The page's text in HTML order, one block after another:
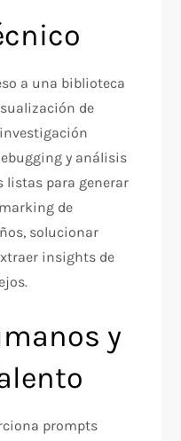
a una biblioteca
de
y análisis
listas para generar
de
solucionar
insights de
y
prompts